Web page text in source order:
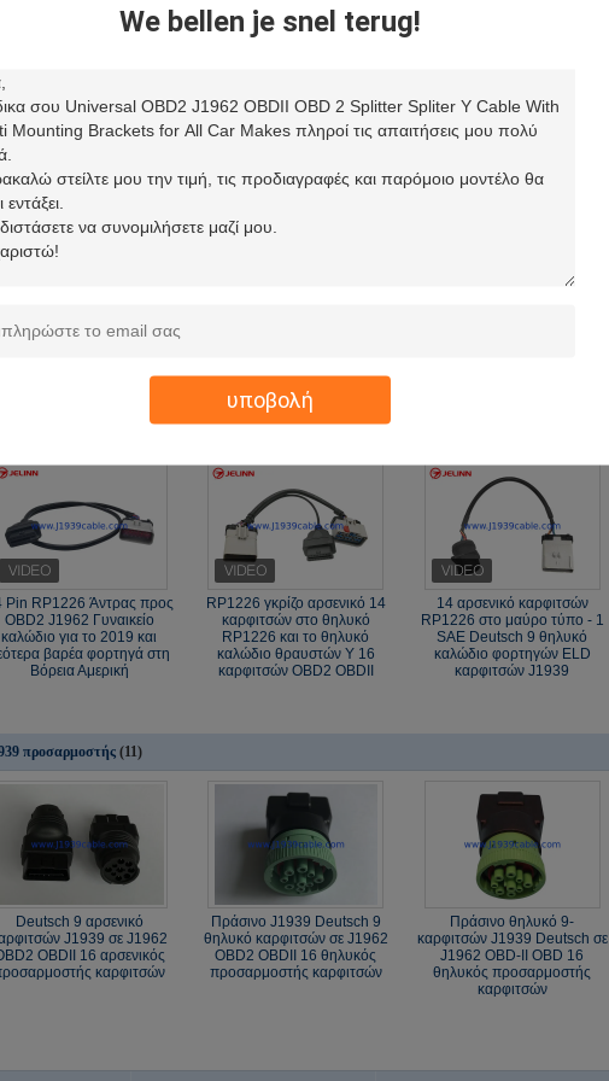
We bellen je snel terug!
υποβολή
με 4 διαφορετικά πίνακα
στήριξης στήριξης
μπορεί να μεταφέρει το καλώδιο (18)
J1939 ΜΠΟΡΕΊ να
Πράσινος τύπος - το θηλυκό
Pin RP1226 Άντρας προς
OBD2 J1962 Γυναικείο
καλώδιο για το 2019 και
βαρέα φορτηγά στη
Βόρεια Αμερική
RP1226 γκρίζο αρσενικό 14
καρφιτσών στο θηλυκό
RP1226 και το θηλυκό
καλώδιο θραυστών Υ 16
καρφιτσών OBD2 OBDII
14 αρσενικό καρφιτσών
RP1226 στο μαύρο τύπο - 1
SAE Deutsch 9 θηλυκό
καλώδιο φορτηγών ELD
καρφιτσών J1939
προσαρμοστής (11)
Deutsch 9 αρσενικό
J1939 σε J1962
OBDII 16 αρσενικός
καρφιτσών
Πράσινο J1939 Deutsch 9
θηλυκό καρφιτσών σε J1962
OBD2 OBDII 16 θηλυκός
προσαρμοστής καρφιτσών
Πράσινο θηλυκό 9-
καρφιτσών J1939 Deutsch σε
J1962 OBD-ΙΙ OBD 16
θηλυκός προσαρμοστής
καρφιτσών